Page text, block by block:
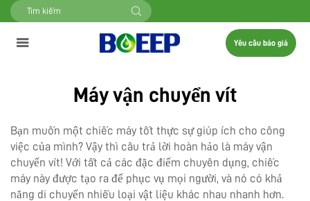
Yêu cầu báo giá
Máy vận chuyển vít
Bạn muốn một chiếc máy tốt thực sự giúp ích cho công
việc của mình? Vậy thì câu trả lời hoàn hảo là máy vận
chuyển vít! Với tất cả các đặc điểm chuyên dụng, chiếc
máy này được tạo ra để phục vụ mọi người, và nó có khả
năng di chuyển nhiều loại vật liệu khác nhau nhanh hơn.